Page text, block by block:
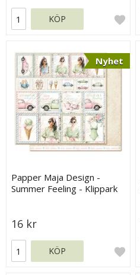
KÖP
Nyhet
Papper Maja Design -
Summer Feeling - Klippark
16 kr
KÖP